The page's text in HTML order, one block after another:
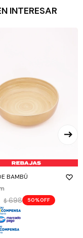
INTERESAR
BAMBÚ
$ 698 50